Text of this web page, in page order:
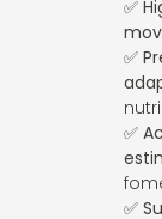
✅
✅
✅
✅